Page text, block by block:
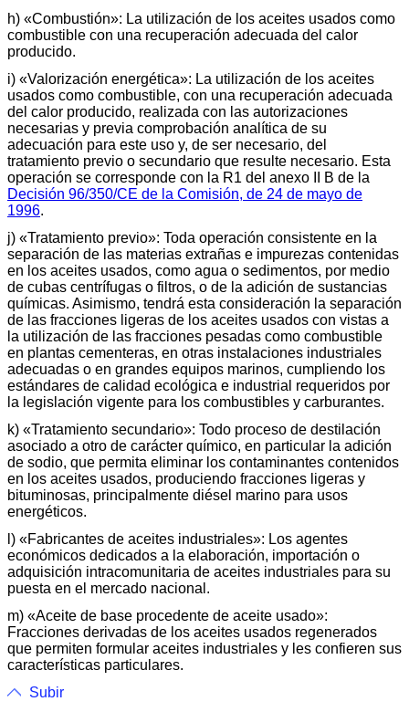
h) «Combustión»: La utilización de los aceites usados como
combustible con una recuperación adecuada del calor
producido.
i) «Valorización energética»: La utilización de los aceites
usados como combustible, con una recuperación adecuada
del calor producido, realizada con las autorizaciones
necesarias y previa comprobación analítica de su
adecuación para este uso y, de ser necesario, del
tratamiento previo o secundario que resulte necesario. Esta
operación se corresponde con la R1 del anexo II B de la
Decisión 96/350/CE de la Comisión, de 24 de mayo de
1996.
j) «Tratamiento previo»: Toda operación consistente en la
separación de las materias extrañas e impurezas contenidas
en los aceites usados, como agua o sedimentos, por medio
de cubas centrífugas o filtros, o de la adición de sustancias
químicas. Asimismo, tendrá esta consideración la separación
de las fracciones ligeras de los aceites usados con vistas a
la utilización de las fracciones pesadas como combustible
en plantas cementeras, en otras instalaciones industriales
adecuadas o en grandes equipos marinos, cumpliendo los
estándares de calidad ecológica e industrial requeridos por
la legislación vigente para los combustibles y carburantes.
k) «Tratamiento secundario»: Todo proceso de destilación
asociado a otro de carácter químico, en particular la adición
de sodio, que permita eliminar los contaminantes contenidos
en los aceites usados, produciendo fracciones ligeras y
bituminosas, principalmente diésel marino para usos
energéticos.
l) «Fabricantes de aceites industriales»: Los agentes
económicos dedicados a la elaboración, importación o
adquisición intracomunitaria de aceites industriales para su
puesta en el mercado nacional.
m) «Aceite de base procedente de aceite usado»:
Fracciones derivadas de los aceites usados regenerados
que permiten formular aceites industriales y les confieren sus
características particulares.
Subir